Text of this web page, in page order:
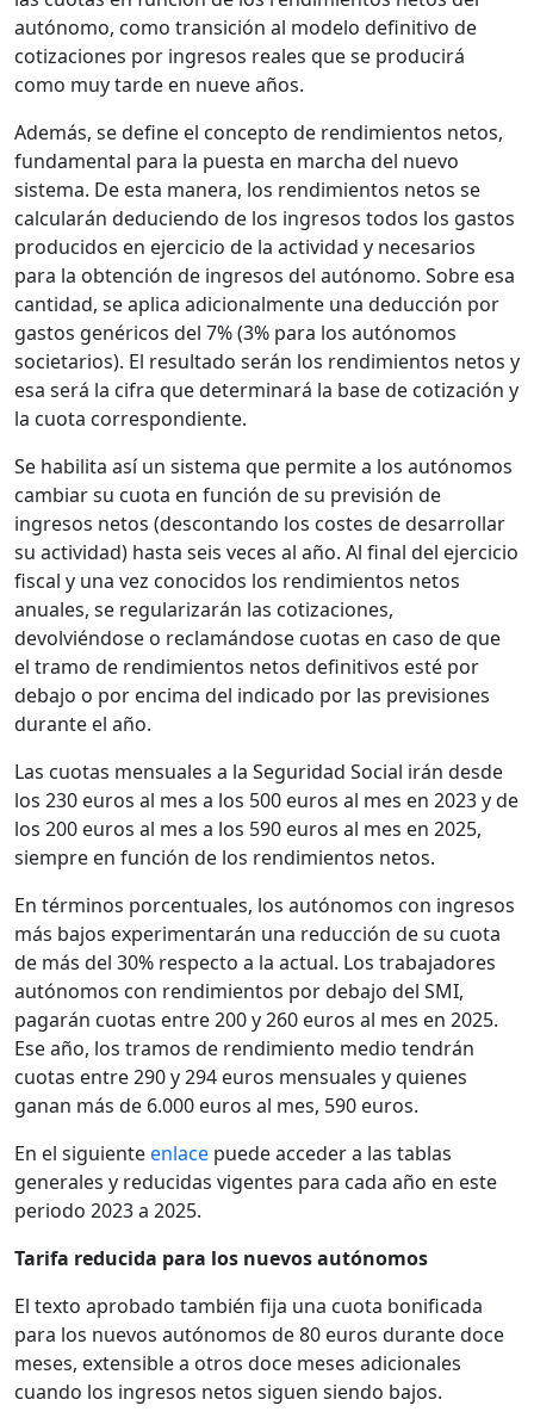
autónomo, como transición al modelo definitivo de
cotizaciones por ingresos reales que se producirá
como muy tarde en nueve años.
Además, se define el concepto de rendimientos netos,
fundamental para la puesta en marcha del nuevo
sistema. De esta manera, los rendimientos netos se
calcularán deduciendo de los ingresos todos los gastos
producidos en ejercicio de la actividad y necesarios
para la obtención de ingresos del autónomo. Sobre esa
cantidad, se aplica adicionalmente una deducción por
gastos genéricos del 7% (3% para los autónomos
societarios). El resultado serán los rendimientos netos y
esa será la cifra que determinará la base de cotización y
la cuota correspondiente.
Se habilita así un sistema que permite a los autónomos
cambiar su cuota en función de su previsión de
ingresos netos (descontando los costes de desarrollar
su actividad) hasta seis veces al año. Al final del ejercicio
fiscal y una vez conocidos los rendimientos netos
anuales, se regularizarán las cotizaciones,
devolviéndose o reclamándose cuotas en caso de que
el tramo de rendimientos netos definitivos esté por
debajo o por encima del indicado por las previsiones
durante el año.
Las cuotas mensuales a la Seguridad Social irán desde
los 230 euros al mes a los 500 euros al mes en 2023 y de
los 200 euros al mes a los 590 euros al mes en 2025,
siempre en función de los rendimientos netos.
En términos porcentuales, los autónomos con ingresos
más bajos experimentarán una reducción de su cuota
de más del 30% respecto a la actual. Los trabajadores
autónomos con rendimientos por debajo del SMI,
pagarán cuotas entre 200 y 260 euros al mes en 2025.
Ese año, los tramos de rendimiento medio tendrán
cuotas entre 290 y 294 euros mensuales y quienes
ganan más de 6.000 euros al mes, 590 euros.
En el siguienteenlace puede acceder a las tablas
generales y reducidas vigentes para cada año en este
periodo 2023 a 2025.
Tarifa reducida para los nuevos autónomos
El texto aprobado también fija una cuota bonificada
para los nuevos autónomos de 80 euros durante doce
meses, extensible a otros doce meses adicionales
cuando los ingresos netos siguen siendo bajos.